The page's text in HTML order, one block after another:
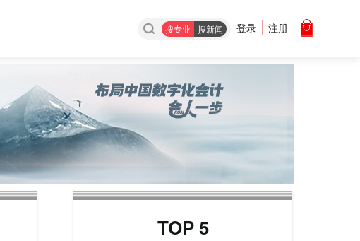
搜专业 搜新闻 登录 注册
TOP 5